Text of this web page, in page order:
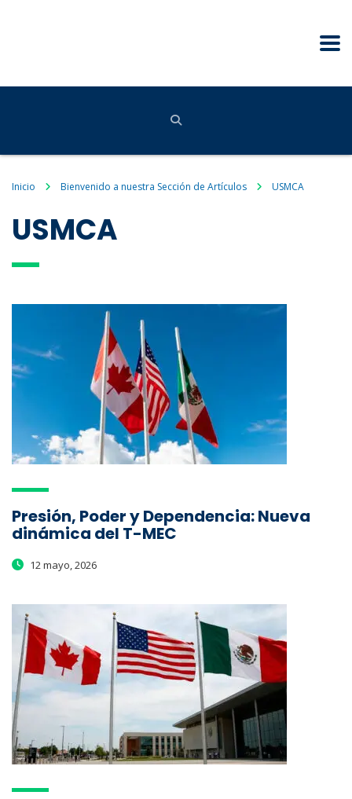
Inicio Bienvenido a nuestra Sección de Artículos USMCA
USMCA
Presión, Poder y Dependencia: Nueva
dinámica del T-MEC
12 mayo, 2026